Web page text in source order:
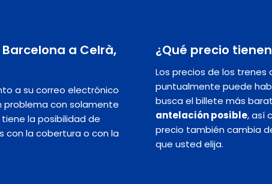
a Celrà,
a su correo electrónico
problema con solamente
la posibilidad de
con la cobertura o con la
¿Qué precio
Los precios de los trenes
puntualmente puede
busca el billete más
antelación posible, así
precio también cambia
que usted elija.